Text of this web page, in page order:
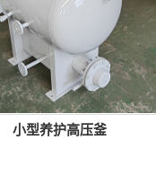
小型养护高压釜